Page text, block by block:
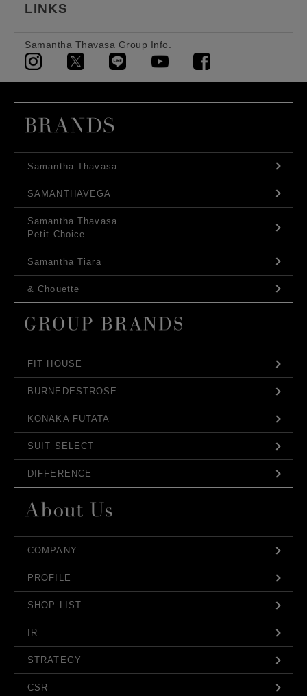
LINKS
Samantha Thavasa Group Info.
Samantha Thavasa
SAMANTHAVEGA
Samantha Thavasa
Petit Choice
Samantha Tiara
& Chouette
FIT HOUSE
BURNEDESTROSE
KONAKA FUTATA
SUIT SELECT
DIFFERENCE
COMPANY
PROFILE
SHOP LIST
IR
STRATEGY
CSR